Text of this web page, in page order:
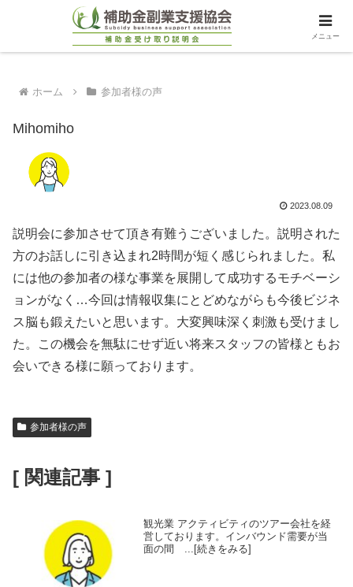
ホーム 参加者様の声
Mihomiho
2023.08.09
説明会に参加させて頂き有難うございました。説明された
方のお話しに引き込まれ2時間が短く感じられました。私
には他の参加者の様な事業を展開して成功するモチベーシ
ョンがなく…今回は情報収集にとどめながらも今後ビジネ
ス脳も鍛えたいと思います。大変興味深く刺激も受けまし
た。この機会を無駄にせず近い将来スタッフの皆様ともお
会いできる様に願っております。
参加者様の声
[ 関連記事 ]
観光業 アクティビティのツアー会社を経
営しております。インバウンド需要が当
面の間 ...[続きをみる]
メニュー